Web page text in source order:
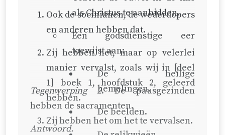
als Christus te aanbidden.
Een godsdienstige eer
toewijst aan:
De heilige
hemelingen.
De beelden.
Ook de socinianen, de wederdopers
en anderen hebben dat.
Zij hebben het, maar op velerlei
manier vervalst, zoals wij in [deel
1] boek 1, hoofdstuk 2, geleerd
hebben.
Zij hebben het om het te vervalsen.
Tegenwerping 2. De pausgezinden
hebben de sacramenten.
Antwoord.